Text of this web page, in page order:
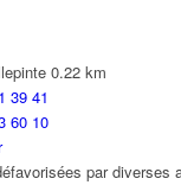
0.22 km
39 41
60 10
par